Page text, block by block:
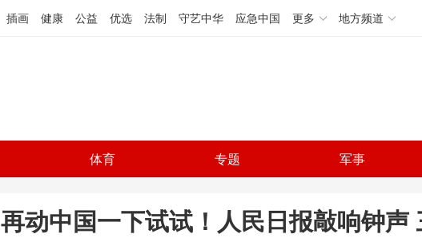
插画 健康 公益 优选 法制 守艺中华 应急中国 更多 地方频道
体育 专题 军事
再动中国一下试试！人民日报敲响钟声